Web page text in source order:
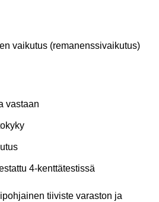
vaikutus (remanenssivaikutus)
vastaan
4-kenttätestissä
tiiviste varaston ja